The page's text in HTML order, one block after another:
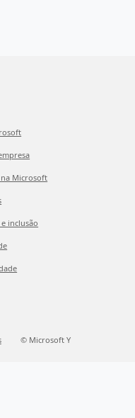
Microsoft
inclusão
© Microsoft Y